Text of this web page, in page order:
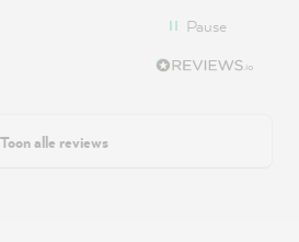
Pause
Toon alle reviews